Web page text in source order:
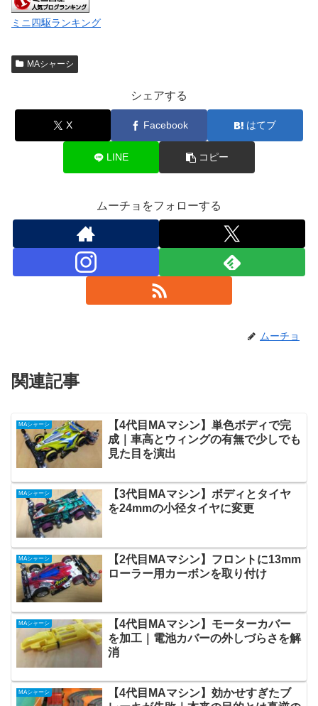
ミニ四駆ランキング
MAシャーシ
シェアする
X Facebook はてブ
LINE コピー
ムーチョをフォローする
ムーチョ
関連記事
MAシャーシ
【4代目MAマシン】単色ボディで完
成｜車高とウィングの有無で少しでも
見た目を演出
MAシャーシ
【3代目MAマシン】ボディとタイヤ
を24mmの小径タイヤに変更
MAシャーシ
【2代目MAマシン】フロントに13mm
ローラー用カーボンを取り付け
MAシャーシ
【4代目MAマシン】モーターカバー
を加工｜電池カバーの外しづらさを解
消
MAシャーシ
【4代目MAマシン】効かせすぎたブ